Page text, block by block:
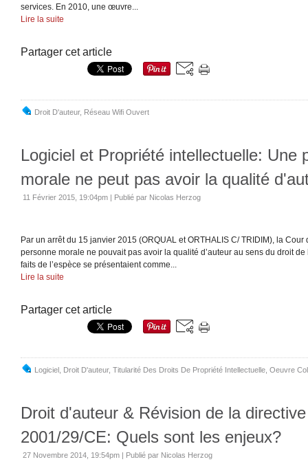
services. En 2010, une œuvre...
Lire la suite
Partager cet article
Droit D'auteur, Réseau Wifi Ouvert
Logiciel et Propriété intellectuelle: Une
morale ne peut pas avoir la qualité
11 Février 2015, 19:04pm | Publié par Nicolas Herzog
Par un arrêt du 15 janvier 2015 (ORQUAL et ORTHALIS C/ TRIDIM), la
personne morale ne pouvait pas avoir la qualité d’auteur au sens du droit
faits de l’espèce se présentaient comme...
Lire la suite
Partager cet article
Logiciel Droit D'auteur, Titularité Des Droits De Propriété Intellectuelle Oeuvre
Droit d'auteur & Révision de la directive
2001/29/CE: Quels sont les enjeux?
27 Novembre 2014, 19:54pm | Publié par Nicolas Herzog